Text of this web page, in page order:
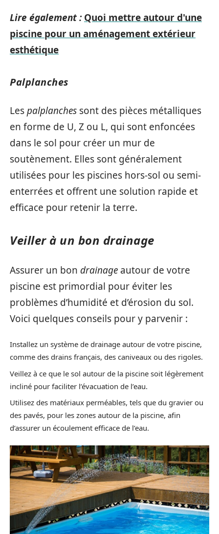
Lire également : Quoi mettre autour d'une
piscine pour un aménagement extérieur
esthétique
Palplanches
Lespalplanches sont des pièces métalliques
en forme de U, Z ou L, qui sont enfoncées
dans le sol pour créer un mur de
soutènement. Elles sont généralement
utilisées pour les piscines hors-sol ou semi-
enterrées et offrent une solution rapide et
efficace pour retenir la terre.
Veiller à un bon drainage
Assurer un bon drainage autour de votre
piscine est primordial pour éviter les
problèmes d’humidité et d’érosion du sol.
Voici quelques conseils pour y parvenir :
Installez un système de drainage autour de votre piscine,
comme des drains français, des caniveaux ou des rigoles.
Veillez à ce que le sol autour de la piscine soit légèrement
incliné pour faciliter l’évacuation de l’eau.
Utilisez des matériaux perméables, tels que du gravier ou
des pavés, pour les zones autour de la piscine, afin
d’assurer un écoulement efficace de l’eau.